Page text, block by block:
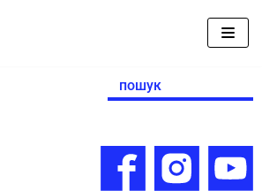
Search
for: